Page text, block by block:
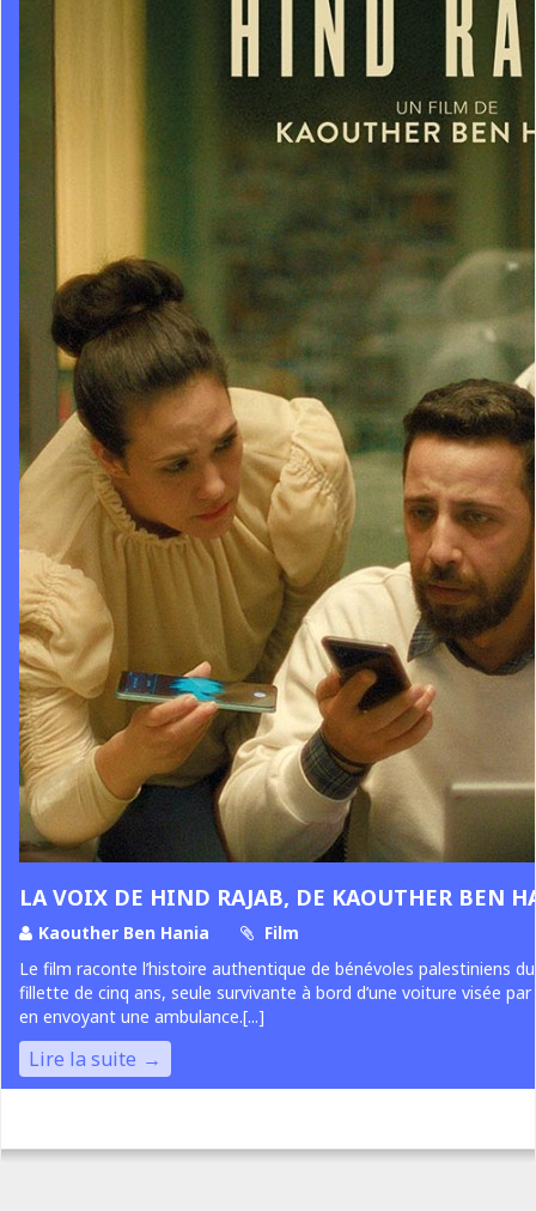
LA VOIX DE HIND RAJAB, DE KAOUTHER BEN
Kaouther Ben Hania
Film
Le film raconte l’histoire authentique de bénévoles palestiniens
fillette de cinq ans, seule survivante à bord d’une voiture visée
en envoyant une ambulance.[...]
Lire la suite